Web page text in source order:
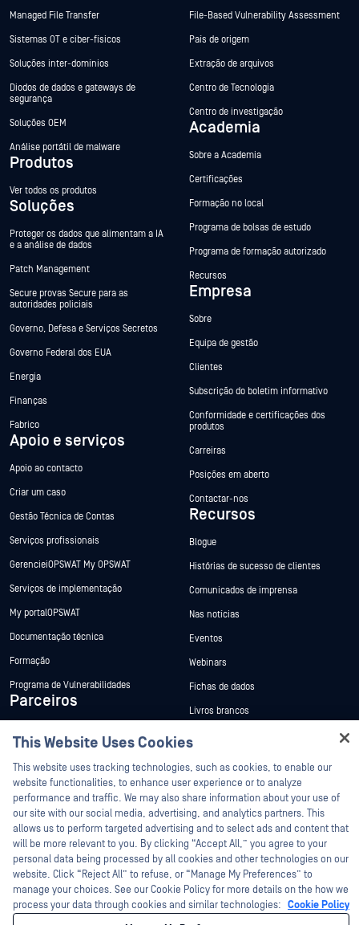
Managed File Transfer
Sistemas OT e ciber-físicos
Soluções inter-domínios
Diodos de dados e gateways de
segurança
Soluções OEM
Análise portátil de malware
Produtos
Ver todos os produtos
Soluções
Proteger os dados que alimentam a IA
e a análise de dados
Patch Management
Secure provas Secure para as
autoridades policiais
Governo, Defesa e Serviços Secretos
Governo Federal dos EUA
Energia
Finanças
Fabrico
Apoio e serviços
Apoio ao contacto
Criar um caso
Gestão Técnica de Contas
Serviços profissionais
GerencieiOPSWAT My OPSWAT
Serviços de implementação
My portalOPSWAT
Documentação técnica
Formação
Programa de Vulnerabilidades
Parceiros
Programa de parceiros de canal
File-Based Vulnerability Assessment
País de origem
Extração de arquivos
Centro de Tecnologia
Centro de investigação
Academia
Sobre a Academia
Certificações
Formação no local
Programa de bolsas de estudo
Programa de formação autorizado
Recursos
Empresa
Sobre
Equipa de gestão
Clientes
Subscrição do boletim informativo
Conformidade e certificações dos
produtos
Carreiras
Posições em aberto
Contactar-nos
Recursos
Blogue
Histórias de sucesso de clientes
Comunicados de imprensa
Nas notícias
Eventos
Webinars
Fichas de dados
Livros brancos
©2026 OPSWAT . Todos os direitos reservados. OPSWAT, MetaDefender, Metascan,
MetaAccess, o OPSWAT , Trust no File. Trust No Device., OPSWAT , Protecting the
World's Critical Infrastructure, Deep CDR™ Technology, InQuest, o logótipo da
InQuest, DFI, RetroHunt, Deep File Inspection e Join the Hunt são marcas
comerciais da OPSWAT . As marcas comerciais de terceiros são propriedade dos
seus respetivos proprietários.
Política de privacidade
Política de privacidade
Gerir preferências de
cookies
As suas opções de privacidade na Califórnia
This Website Uses Cookies
This website uses tracking technologies, such as cookies, to enable our
website functionalities, to enhance user experience or to analyze
performance and traffic. We may also share information about your use of
our site with our social media, advertising, and analytics partners. This
allows us to perform targeted advertising and to select ads and content that
will be more relevant to you. By clicking “Accept All,” you agree to your
personal data being processed by all cookies and other technologies on our
website. Click “Reject All” to refuse, or “Manage My Preferences” to
manage your choices. See our Cookie Policy for more details on the how we
process your data through cookies and similar technologies: Cookie Policy
Hey there!
I'm Ozzy, your OPSWAT virtual assistant.
How can I help you secure what's critical
today?